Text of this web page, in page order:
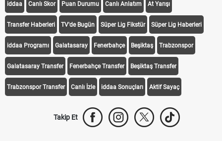
iddaa Canlı Skor Puan Durumu Canlı Anlatım At Yarışı
Transfer Haberleri TV'de Bugün Süper Lig Fikstür Süper Lig Haberleri
iddaa Programı Galatasaray Fenerbahçe Beşiktaş Trabzonspor
Galatasaray Transfer Fenerbahçe Transfer Beşiktaş Transfer
Trabzonspor Transfer Canlı İzle iddaa Sonuçları Aktif Sayaç
Takip Et